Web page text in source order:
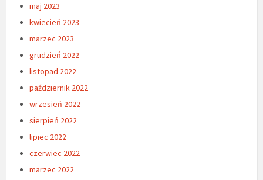
maj 2023
kwiecień 2023
marzec 2023
grudzień 2022
listopad 2022
październik 2022
wrzesień 2022
sierpień 2022
lipiec 2022
czerwiec 2022
marzec 2022